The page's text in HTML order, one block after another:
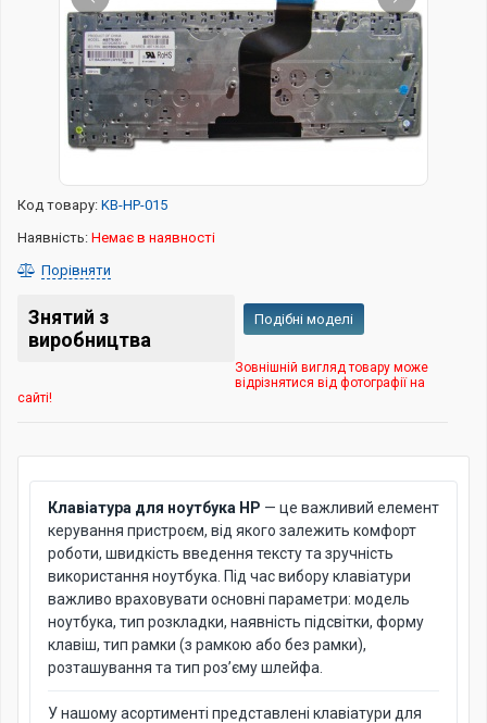
Код товару: KB-HP-015
Наявність: Немає в наявності
Порівняти
Знятий з
виробництва
Подібні моделі
Зовнішній вигляд товару може
відрізнятися від фотографії на
сайті!
Клавіатура для ноутбука HP — це важливий елемент
керування пристроєм, від якого залежить комфорт
роботи, швидкість введення тексту та зручність
використання ноутбука. Під час вибору клавіатури
важливо враховувати основні параметри: модель
ноутбука, тип розкладки, наявність підсвітки, форму
клавіш, тип рамки (з рамкою або без рамки),
розташування та тип роз’єму шлейфа.
У нашому асортименті представлені клавіатури для